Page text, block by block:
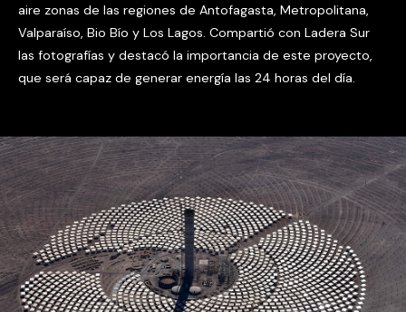
aire zonas de las regiones de Antofagasta, Metropolitana,
Valparaíso, Bio Bío y Los Lagos. Compartió con Ladera Sur
las fotografías y destacó la importancia de este proyecto,
que será capaz de generar energía las 24 horas del día.